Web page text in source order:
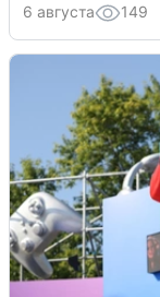
6 августа 149